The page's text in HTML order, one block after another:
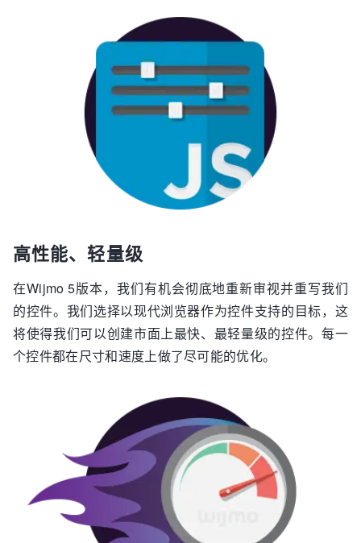
高性能、轻量级
在Wijmo 5版本，我们有机会彻底地重新审视并重写我们
的控件。我们选择以现代浏览器作为控件支持的目标，这
将使得我们可以创建市面上最快、最轻量级的控件。每一
个控件都在尺寸和速度上做了尽可能的优化。